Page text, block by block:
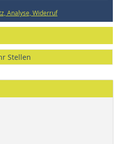
Analyse, Widerruf
Stellen